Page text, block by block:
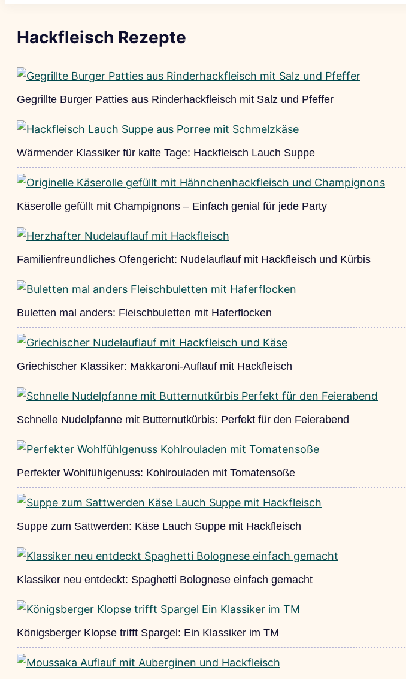
Hackfleisch Rezepte
Gegrillte Burger Patties aus Rinderhackfleisch mit Salz und Pfeffer
Wärmender Klassiker für kalte Tage: Hackfleisch Lauch Suppe
Käserolle gefüllt mit Champignons – Einfach genial für jede Party
Familienfreundliches Ofengericht: Nudelauflauf mit Hackfleisch und Kürbis
Buletten mal anders: Fleischbuletten mit Haferflocken
Griechischer Klassiker: Makkaroni-Auflauf mit Hackfleisch
Schnelle Nudelpfanne mit Butternutkürbis: Perfekt für den Feierabend
Perfekter Wohlfühlgenuss: Kohlrouladen mit Tomatensoße
Suppe zum Sattwerden: Käse Lauch Suppe mit Hackfleisch
Klassiker neu entdeckt: Spaghetti Bolognese einfach gemacht
Königsberger Klopse trifft Spargel: Ein Klassiker im TM